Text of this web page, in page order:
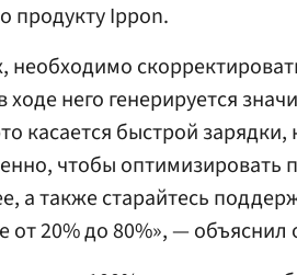
продукту Ippon.
необходимо
ходе него генерируется
касается быстрой
чтобы оптимизировать
а также старайтесь
от 20% до 80%», — объяснил